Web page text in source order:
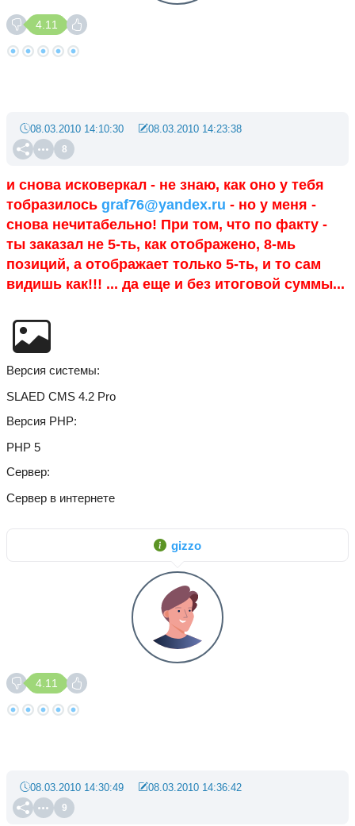
4.11
8
08.03.2010 14:10:30 08.03.2010 14:23:38
и снова исковеркал - не знаю, как оно у тебя
тобразилось graf76@yandex.ru - но у меня -
снова нечитабельно! При том, что по факту -
ты заказал не 5-ть, как отображено, 8-мь
позиций, а отображает только 5-ть, и то сам
видишь как!!! ... да еще и без итоговой суммы...
Версия системы
SLAED CMS 4.2 Pro
Версия PHP
PHP 5
Сервер
Сервер в интернете
gizzo
4.11
9
08.03.2010 14:30:49 08.03.2010 14:36:42